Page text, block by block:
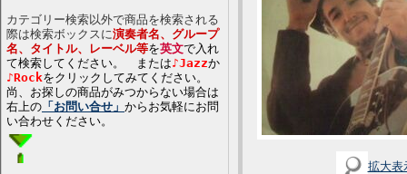
カテゴリー検索以外で商品を検索される
際は検索ボックスに演奏者名、グループ
名、タイトル、レーベル等を英文で入れ
て検索してください。 または♪Jazzか
♪Rockをクリックしてみてください。
尚、お探しの商品がみつからない場合は
右上の 「お問い合せ」 からお気軽にお問
い合わせください。
拡大表